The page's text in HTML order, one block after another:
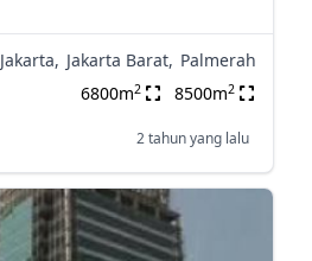
Jakarta Barat, Palmerah
6800m2 8500m2
2 tahun yang lalu